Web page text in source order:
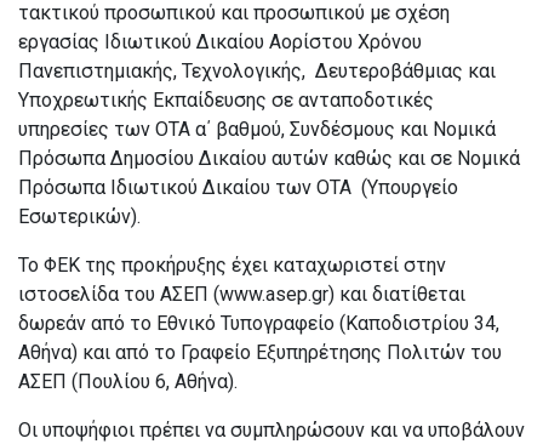
τακτικού προσωπικού και προσωπικού με σχέση
εργασίας Ιδιωτικού Δικαίου Αορίστου Χρόνου
Πανεπιστημιακής, Τεχνολογικής, Δευτεροβάθμιας και
Υποχρεωτικής Εκπαίδευσης σε ανταποδοτικές
υπηρεσίες των ΟΤΑ α΄ βαθμού, Συνδέσμους και Νομικά
Πρόσωπα Δημοσίου Δικαίου αυτών καθώς και σε Νομικά
Πρόσωπα Ιδιωτικού Δικαίου των ΟΤΑ (Υπουργείο
Εσωτερικών).
Το ΦΕΚ της προκήρυξης έχει καταχωριστεί στην
ιστοσελίδα του ΑΣΕΠ (www.asep.gr) και διατίθεται
δωρεάν από το Εθνικό Τυπογραφείο (Καποδιστρίου 34,
Αθήνα) και από το Γραφείο Εξυπηρέτησης Πολιτών του
ΑΣΕΠ (Πουλίου 6, Αθήνα).
Οι υποψήφιοι πρέπει να συμπληρώσουν και να υποβάλουν